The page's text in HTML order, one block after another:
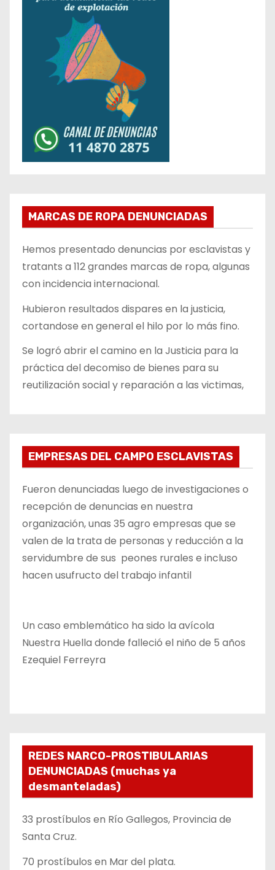
MARCAS DE ROPA DENUNCIADAS
Hemos presentado denuncias por esclavistas y
tratants a 112 grandes marcas de ropa, algunas
con incidencia internacional.
Hubieron resultados dispares en la justicia,
cortandose en general el hilo por lo más fino.
Se logró abrir el camino en la Justicia para la
práctica del decomiso de bienes para su
reutilización social y reparación a las victimas,
EMPRESAS DEL CAMPO ESCLAVISTAS
Fueron denunciadas luego de investigaciones o
recepción de denuncias en nuestra
organización, unas 35 agro empresas que se
valen de la trata de personas y reducción a la
servidumbre de sus peones rurales e incluso
hacen usufructo del trabajo infantil
Un caso emblemático ha sido la avícola
Nuestra Huella donde falleció el niño de 5 años
Ezequiel Ferreyra
REDES NARCO-PROSTIBULARIAS
DENUNCIADAS (muchas ya
desmanteladas)
33 prostíbulos en Río Gallegos, Provincia de
Santa Cruz.
70 prostíbulos en Mar del plata.